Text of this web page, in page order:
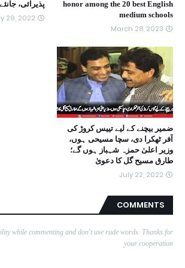
honor among the 20 best English
medium schools
March 28, 2023
پذیرائی،
29, 2022
ضمیر بیچنے کے لیے تییس کروڑ کی
آفر ٹھکرا دی، سچا مسیحی ہوں،
وزیر اعلیٰ حمزہ شہباز ہوں گے؛
طارق مسیح گل کا دعویٰ
July 22, 2022
COMMENTS
while commenting and don't use rude words. Thanks for
your cooperation